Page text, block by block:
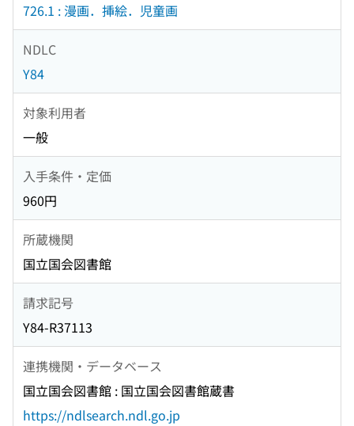
726.1 : 漫画．挿絵．児童画
NDLC
Y84
対象利用者
一般
入手条件・定価
960円
所蔵機関
国立国会図書館
請求記号
Y84-R37113
連携機関・データベース
国立国会図書館 : 国立国会図書館蔵書
https://ndlsearch.ndl.go.jp